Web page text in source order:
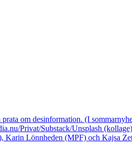
om desinformation. (I
Privat/Substack/Unsplash